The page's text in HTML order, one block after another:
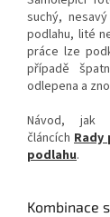
suchý,
podlahu, lité
práce lze
případě
odlepena a
Návod, jak
článcích Rady
podlahu.
Kombinace